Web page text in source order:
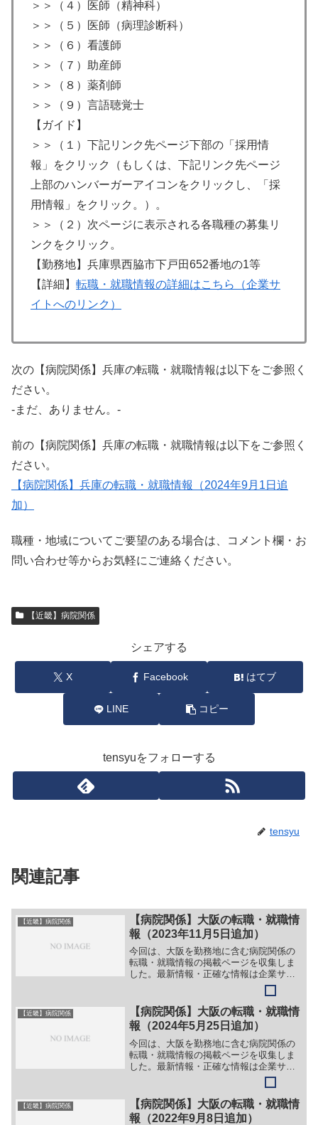
＞＞（４）医師（精神科）
＞＞（５）医師（病理診断科）
＞＞（６）看護師
＞＞（７）助産師
＞＞（８）薬剤師
＞＞（９）言語聴覚士
【ガイド】
＞＞（１）下記リンク先ページ下部の「採用情
報」をクリック（もしくは、下記リンク先ページ
上部のハンバーガーアイコンをクリックし、「採
用情報」をクリック。）。
＞＞（２）次ページに表示される各職種の募集リ
ンクをクリック。
【勤務地】兵庫県西脇市下戸田652番地の1等
【詳細】 転職・就職情報の詳細はこちら（企業サ
イトへのリンク）
次の【病院関係】兵庫の転職・就職情報は以下をご参照く
ださい。
-まだ、ありません。-
前の【病院関係】兵庫の転職・就職情報は以下をご参照く
ださい。
【病院関係】兵庫の転職・就職情報（2024年9月1日追
加）
職種・地域についてご要望のある場合は、コメント欄・お
問い合わせ等からお気軽にご連絡ください。
【近畿】病院関係
シェアする
X Facebook はてブ
LINE コピー
tensyuをフォローする
tensyu
関連記事
【近畿】病院関係
【病院関係】大阪の転職・就職情
報（2023年11月5日追加）
今回は、大阪を勤務地に含む病院関係の
転職・就職情報の掲載ページを収集しま
した。最新情報・正確な情報は企業サイ
トでご確認ください。①【会社名】社会
福祉法人 希望会【職務】［正社員］＞
＞（１）看護師＞＞（２）介護職員＞＞
（３）介護支援専門員（施...
【近畿】病院関係
【病院関係】大阪の転職・就職情
報（2024年5月25日追加）
今回は、大阪を勤務地に含む病院関係の
転職・就職情報の掲載ページを収集しま
した。最新情報・正確な情報は企業サイ
トでご確認ください。①【会社名】医療
法人 孟仁会 摂南総合病院【職務】
［常勤］＞＞（１）医師（内科）＞＞
（２）看護師＞＞（３）准看護...
【近畿】病院関係
【病院関係】大阪の転職・就職情
報（2022年9月8日追加）